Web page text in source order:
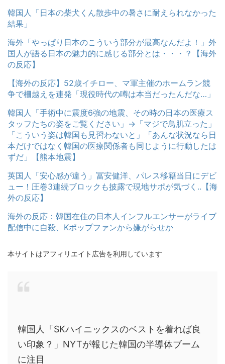
韓国人「日本の柴犬くん散歩中の暑さに耐えられなかった
結果」
海外「やっぱり日本のこういう部分が最高なんだよ！」外
国人が語る日本の魅力的に感じる部分とは・・・？【海外
の反応】
【海外の反応】52歳イチロー、マ軍主催のホームラン競
争で柵越えを連発「現役時代の噂は本当だったんだな…」
韓国人「手術中に震度6強の地震、その時の日本の医療ス
タッフたちの姿をご覧ください」→「マジで鳥肌立った」
「こういう姿は韓国も見習わないと」「あんな状況なら日
本だけではなく韓国の医療関係者も同じように行動したは
ずだ」【熊本地震】
英国人「安心感が違う」冨安健洋、パレス移籍当日にデビ
ュー！圧巻3連続ブロックも披露で現地サポが気づく..【海
外の反応】
海外の反応：韓国在住の日本人インフルエンサーがライブ
配信中に自殺、Kポップファンから嫌がらせか
本サイトはアフィリエイト広告を利用しています
韓国人「SKハイニックスのベストを着れば良
い印象？」NYTが報じた韓国の半導体ブーム
に注目